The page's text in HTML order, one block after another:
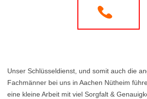
Unser Schlüsseldienst, und somit auch die
Fachmänner bei uns in Aachen Nütheim
eine kleine Arbeit mit viel Sorgfalt &